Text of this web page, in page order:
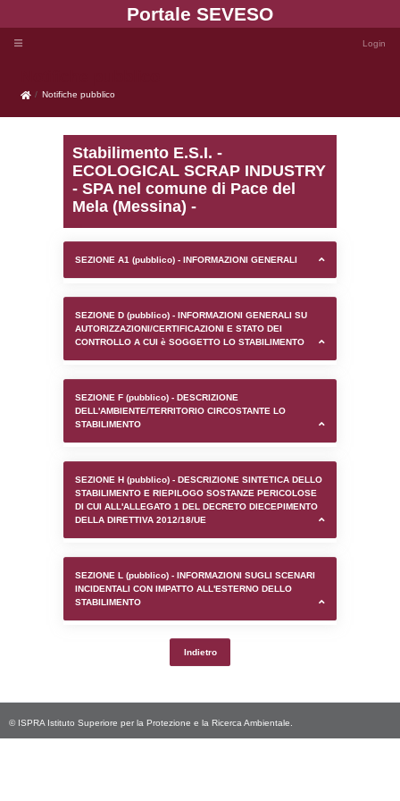
Portale
Notifiche pubblico
Notifiche pubblico
Stabilimento E.S.I. -
ECOLOGICAL SCRAP
- SPA nel comune di
Mela (Messina) -
SEZIONE A1 (pubblico) - INFORMAZIONI
SEZIONE D (pubblico) - INFORMAZIONI
AUTORIZZAZIONI/CERTIFICAZIONI E
CONTROLLO A CUI è SOGGETTO LO
STABILIMENTO
SEZIONE H (pubblico) - DESCRIZIONE